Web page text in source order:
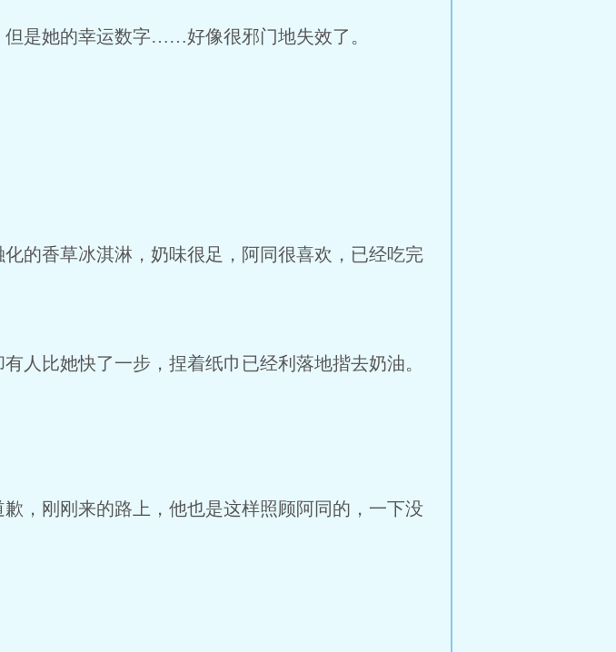
是她的幸运数字……好像很邪门地失效了。
香草冰淇淋，奶味很足，阿同很喜欢，已经吃完
比她快了一步，捏着纸巾已经利落地揩去奶油。
刚刚来的路上，他也是这样照顾阿同的，一下没